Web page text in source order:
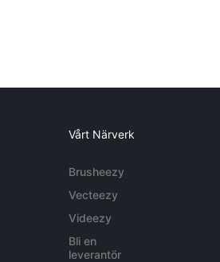
Vårt Närverk
Brusheezy
Vecteezy
Videezy
Bli en
leverantör